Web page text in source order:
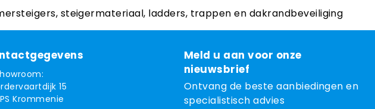
steigermateriaal, ladders, trappen en dakrandbeveiliging
15
Krommenie
Meld u aan voor onze
nieuwsbrief
Ontvang de beste aanbiedingen en
specialistisch advies